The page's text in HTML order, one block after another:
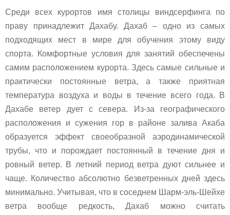
Среди всех курортов имя столицы виндсерфинга по
праву принадлежит Дахабу. Дахаб – одно из самых
подходящих мест в мире для обучения этому виду
спорта. Комфортные условия для занятий обеспечены
самим расположением курорта. Здесь самые сильные и
практически постоянные ветра, а также приятная
температура воздуха и воды в течение всего года. В
Дахабе ветер дует с севера. Из-за географического
расположения и сужения гор в районе залива Акаба
образуется эффект своеобразной аэродинамической
трубы, что и порождает постоянный в течение дня и
ровный ветер. В летний период ветра дуют сильнее и
чаще. Количество абсолютно безветренных дней здесь
минимально. Учитывая, что в соседнем Шарм-эль-Шейхе
ветра вообще редкость, Дахаб можно считать